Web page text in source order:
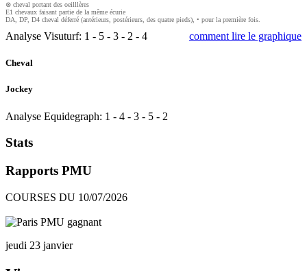
⊗ cheval portant des oeilllères
E1 chevaux faisant partie de la même écurie
DA, DP, D4 cheval déferré (antérieurs, postérieurs, des quatre pieds), • pour la première fois.
Analyse Visuturf: 1 - 5 - 3 - 2 - 4 comment lire le graphique
Cheval
Jockey
Analyse Equidegraph: 1 - 4 - 3 - 5 - 2
Stats
Rapports PMU
COURSES DU 10/07/2026
jeudi 23 janvier